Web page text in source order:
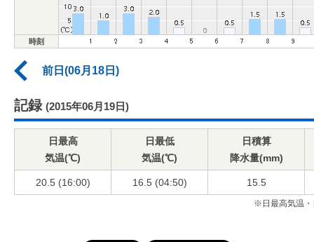
時刻
前日(06月18日)
記録 (2015年06月19日)
日最高
気温(℃)
日最低
気温(℃)
日積算
降水量(mm)
20.5 (16:00) 16.5 (04:50) 15.5
※日最高気温・